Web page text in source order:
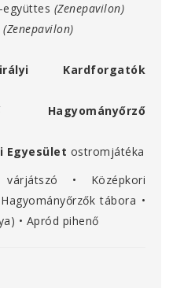
együttes (Zenepavilon)
(Zenepavilon)
Kardforgatók
Hagyományőrző
Egyesület ostromjátéka
várjátszó • Középkori
tábora •
• Apród pihenő